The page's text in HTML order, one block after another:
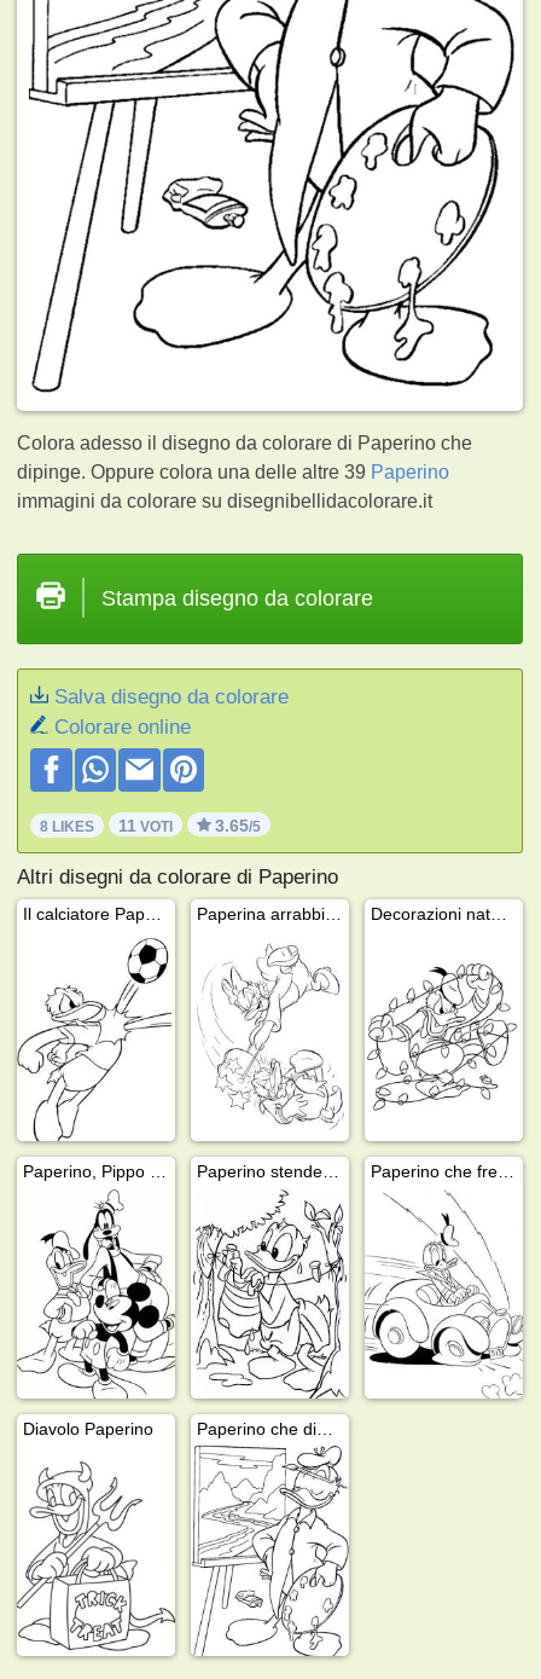
Colora adesso il disegno da colorare di Paperino che
dipinge. Oppure colora una delle altre 39 Paperino
immagini da colorare su disegnibellidacolorare.it
Stampa disegno da colorare
Salva disegno da colorare
Colorare online
8 LIKES 11 VOTI 3.65/5
Altri disegni da colorare di Paperino
Diavolo Paperino